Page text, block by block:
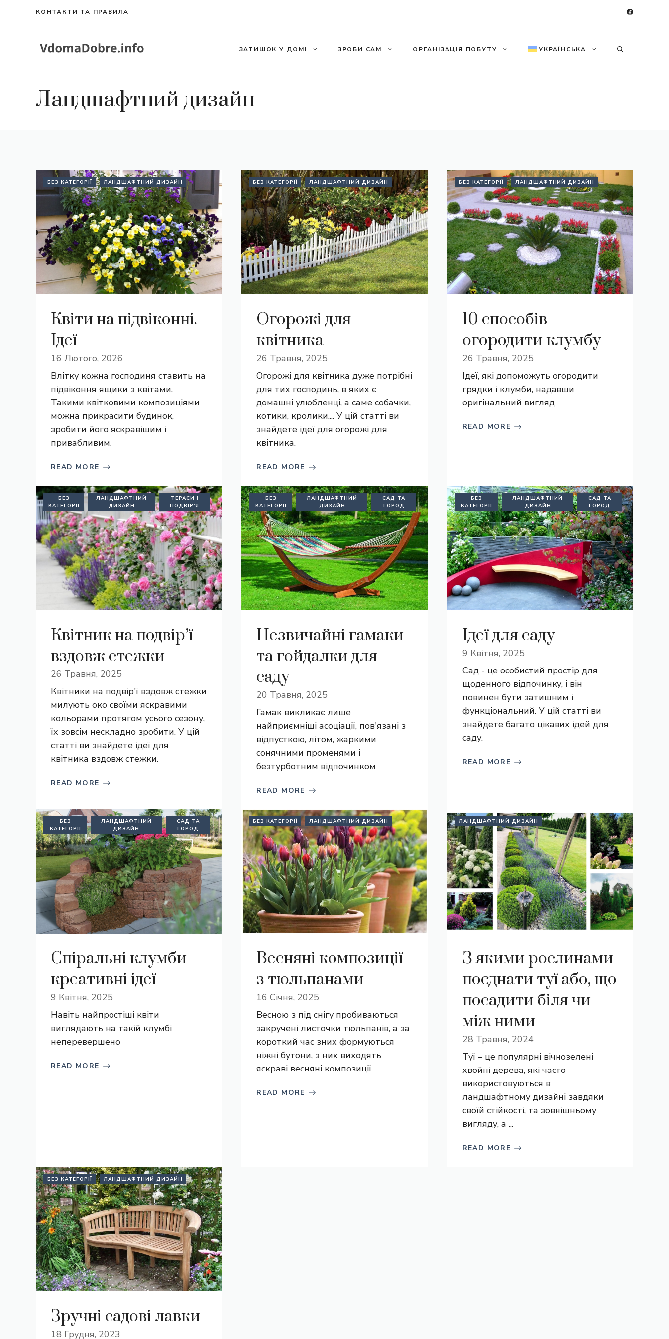
КОНТАКТИ ТА ПРАВИЛА
ЗАТИШОК У ДОМІ ЗРОБИ САМ ОРГАНІЗАЦІЯ ПОБУТУ УКРАЇНСЬКА
Ландшафтний дизайн
БЕЗ КАТЕГОРІЇ ЛАНДШАФТНИЙ ДИЗАЙН
Квіти на підвіконні.
Ідеї
16 Лютого, 2026
Влітку кожна господиня ставить на
підвіконня ящики з квітами.
Такими квітковими композиціями
можна прикрасити будинок,
зробити його яскравішим і
привабливим.
READ MORE
БЕЗ КАТЕГОРІЇ ЛАНДШАФТНИЙ ДИЗАЙН
Огорожі для
квітника
26 Травня, 2025
Огорожі для квітника дуже потрібні
для тих господинь, в яких є
домашні улюбленці, а саме собачки,
котики, кролики.... У цій статті ви
знайдете ідеї для огорожі для
квітника.
READ MORE
БЕЗ КАТЕГОРІЇ ЛАНДШАФТНИЙ ДИЗАЙН
10 способів
огородити клумбу
26 Травня, 2025
Ідеї, які допоможуть огородити
грядки і клумби, надавши
оригінальний вигляд
READ MORE
БЕЗ
КАТЕГОРІЇ
ЛАНДШАФТНИЙ
ДИЗАЙН
ТЕРАСИ І
ПОДВІР'Я
Квітник на подвір’ї
вздовж стежки
26 Травня, 2025
Квітники на подвір'ї вздовж стежки
милують око своїми яскравими
кольорами протягом усього сезону,
їх зовсім нескладно зробити. У цій
статті ви знайдете ідеї для
квітника вздовж стежки.
READ MORE
БЕЗ
КАТЕГОРІЇ
ЛАНДШАФТНИЙ
ДИЗАЙН
САД ТА
ГОРОД
Незвичайні гамаки
та гойдалки для
саду
20 Травня, 2025
Гамак викликає лише
найприємніші асоціації, пов'язані з
відпусткою, літом, жаркими
сонячними променями і
безтурботним відпочинком
READ MORE
БЕЗ
КАТЕГОРІЇ
ЛАНДШАФТНИЙ
ДИЗАЙН
САД ТА
ГОРОД
Ідеї для саду
9 Квітня, 2025
Сад - це особистий простір для
щоденного відпочинку, і він
повинен бути затишним і
функціональний. У цій статті ви
знайдете багато цікавих ідей для
саду.
READ MORE
БЕЗ
КАТЕГОРІЇ
ЛАНДШАФТНИЙ
ДИЗАЙН
САД ТА
ГОРОД
Спіральні клумби –
креативні ідеї
9 Квітня, 2025
Навіть найпростіші квіти
виглядають на такій клумбі
неперевершено
READ MORE
БЕЗ КАТЕГОРІЇ ЛАНДШАФТНИЙ ДИЗАЙН
Весняні композиції
з тюльпанами
16 Січня, 2025
Весною з під снігу пробиваються
закручені листочки тюльпанів, а за
короткий час зних формуються
ніжні бутони, з них виходять
яскраві весняні композиції.
READ MORE
ЛАНДШАФТНИЙ ДИЗАЙН
З якими рослинами
поєднати туї або, що
посадити біля чи
між ними
28 Травня, 2024
Туї – це популярні вічнозелені
хвойні дерева, які часто
використовуються в
ландшафтному дизайні завдяки
своїй стійкості, та зовнішньому
вигляду, а ...
READ MORE
БЕЗ КАТЕГОРІЇ ЛАНДШАФТНИЙ ДИЗАЙН
Зручні садові лавки
18 Грудня, 2023